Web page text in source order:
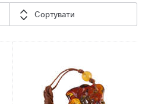
Сортувати